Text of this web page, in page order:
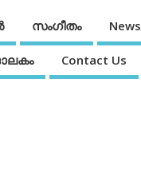
സംഗീതം News
Contact Us